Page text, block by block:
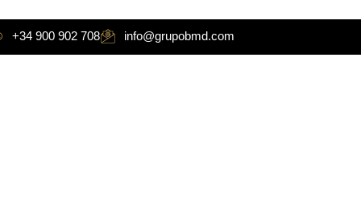
+34 900 902 708 info@grupobmd.com